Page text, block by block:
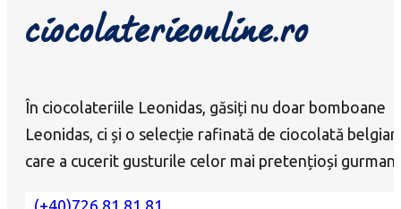
ciocolaterieonline.ro
În ciocolateriile Leonidas, găsiți nu doar bomboane
Leonidas, ci și o selecție rafinată de ciocolată
care a cucerit gusturile celor mai pretențioși
(+40)726 81 81 81